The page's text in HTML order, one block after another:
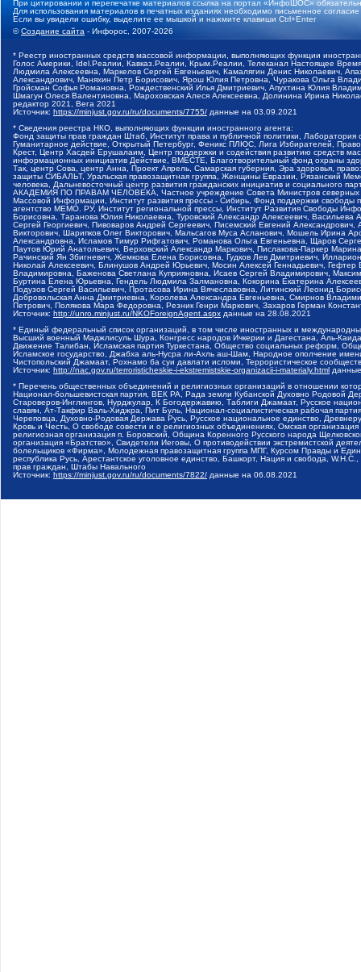
При цитировании и перепечатке материалов ссылка на портал «ИнфоШОС»
Для использования материалов в печатных изданиях необходимо письменное
Если вы увидели ошибку, выделите ее мышкой и нажмите клавиши Ctrl+Enter
©Создание сайта - Инфорос, 2007-2026
* Реестр иностранных средств массовой информации, выполняющих функции
Голос Америки, Idel.Реалии, Кавказ.Реалии, Крым.Реалии, Телеканал Настоящее
Людмила Алексеевна, Маркелов Сергей Евгеньевич, Камалягин Денис Николаевич,
Александрович, Маняхин Петр Борисович, Ярош Юлия Петровна, Чуракова Ольга
Гройсман Софья Романовна, Рождественский Илья Дмитриевич, Апухтина Юлия
Шмагун Олеся Валентиновна, Мароховская Алеся Алексеевна, Долинина Ирина
редактор 2021, Вега 2021
Источник: https://minjust.gov.ru/ru/documents/7755/ данные на 03.09.2021
* Сведения реестра НКО, выполняющих функции иностранного агента:
Фонд защиты прав граждан Штаб, Институт права и публичной политики,
Гуманитарное действие, Открытый Петербург, Феникс ПЛЮС, Лига Избирателей,
Крест, Центр Хасдей Ерушалаим, Центр поддержки и содействия развитию средств
информационных инициатив Действие, ВМЕСТЕ, Благотворительный фонд охраны
Так, центр Сова, центр Анна, Проект Апрель, Самарская губерния, Эра здоровья,
защиты СИБАЛЬТ, Уральская правозащитная группа, Женщины Евразии, Рязанский
человека, Дальневосточный центр развития гражданских инициатив и социального
АКАДЕМИЯ ПО ПРАВАМ ЧЕЛОВЕКА, Частное учреждение Совета Министров северных
Массовой Информации, Институт развития прессы - Сибирь, Фонд поддержки
агентство МЕМО. РУ, Институт региональной прессы, Институт Развития Свободы
Борисовна, Таранова Юлия Николаевна, Туровский Александр Алексеевич,
Сергей Георгиевич, Пивоваров Андрей Сергеевич, Писемский Евгений
Викторович, Шарипков Олег Викторович, Мальсагов Муса Асланович, Мошель Ирина
Александровна, Исламов Тимур Рифгатович, Романова Ольга Евгеньевна, Щаров
Паутов Юрий Анатольевич, Верховский Александр Маркович, Пислакова-Паркер
Рачинский Ян Збигневич, Жемкова Елена Борисовна, Гудков Лев Дмитриевич,
Николай Алексеевич, Блинушов Андрей Юрьевич, Мосин Алексей Геннадьевич,
Владимировна, Баженова Светлана Куприяновна, Исаев Сергей Владимирович,
Буртина Елена Юрьевна, Гендель Людмила Залмановна, Кокорина Екатерина
Подузов Сергей Васильевич, Протасова Ирина Вячеславовна, Литинский Леонид
Добровольская Анна Дмитриевна, Королева Александра Евгеньевна, Смирнов
Петрович, Полякова Мара Федоровна, Резник Генри Маркович, Захаров Герман
Источник: http://unro.minjust.ru/NKOForeignAgent.aspx данные на 28.08.2021
* Единый федеральный список организаций, в том числе иностранных и
Высший военный Маджлисуль Шура, Конгресс народов Ичкерии и Дагестана, Аль-
Движение Талибан, Исламская партия Туркестана, Общество социальных реформ,
Исламское государство, Джабха аль-Нусра ли-Ахль аш-Шам, Народное ополчение
Чистопольский Джамаат, Рохнамо ба суи давлати исломи, Террористическое
Источник: http://nac.gov.ru/terroristicheskie-i-ekstremistskie-organizacii-i-materialy.html
* Перечень общественных объединений и религиозных организаций в отношении
Национал-большевистская партия, ВЕК РА, Рада земли Кубанской Духовно Родовой
Староверов-Инглингов, Нурджулар, К Богодержавию, Таблиги Джамаат, Русское
славян, Ат-Такфир Валь-Хиджра, Пит Буль, Национал-социалистическая рабочая
Череповца, Духовно-Родовая Держава Русь, Русское национальное единство,
Кровь и Честь, О свободе совести и о религиозных объединениях, Омская
религиозная организация п. Боровский, Община Коренного Русского народа
организация «Братство», Свидетели Иеговы, О противодействии экстремистской
болельщиков «Фирма», Молодежная правозащитная группа МПГ, Курсом Правды и
республика Русь, Арестантское уголовное единство, Башкорт, Нация и свобода,
прав граждан, Штабы Навального
Источник: https://minjust.gov.ru/ru/documents/7822/ данные на 06.08.2021